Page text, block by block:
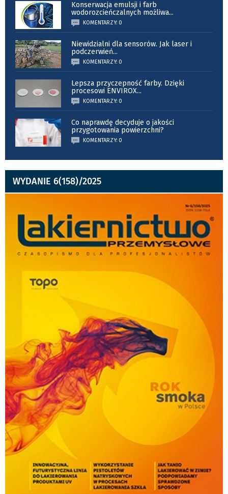
Konserwacja emulsji i farb
wodorozcieńczalnych możliwa...
KOMENTARZY: 0
Niewidzialni dla sensorów. Jak laser i
podczerwień...
KOMENTARZY: 0
Lepsza przyczepność farby. Dzięki
procesowi ENVIROX...
KOMENTARZY: 0
Co naprawdę decyduje o jakości
przygotowania powierzchni?
KOMENTARZY: 0
WYDANIE 6(158)/2025